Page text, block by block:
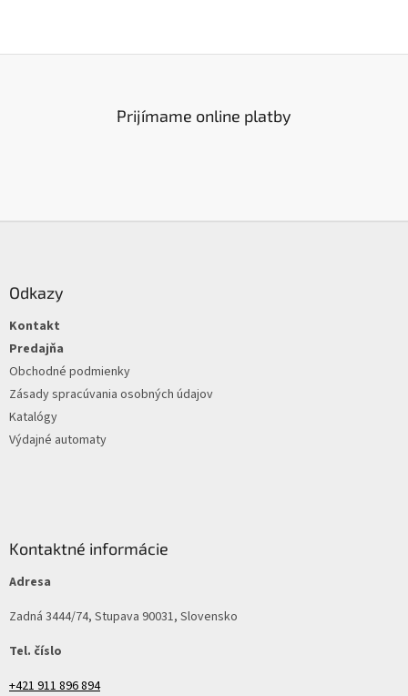
Prijímame online platby
Odkazy
Kontakt
Predajňa
Obchodné podmienky
Zásady spracúvania osobných údajov
Katalógy
Výdajné automaty
Kontaktné informácie
Adresa
Zadná 3444/74, Stupava 90031, Slovensko
Tel. číslo
+421 911 896 894